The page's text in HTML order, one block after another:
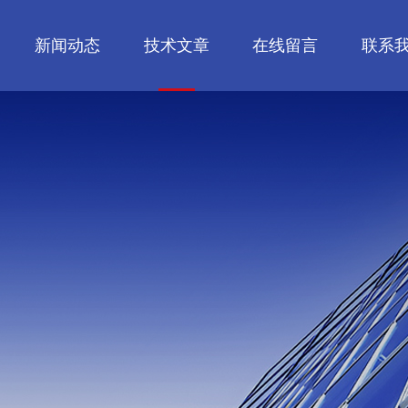
新闻动态 技术文章 在线留言 联系